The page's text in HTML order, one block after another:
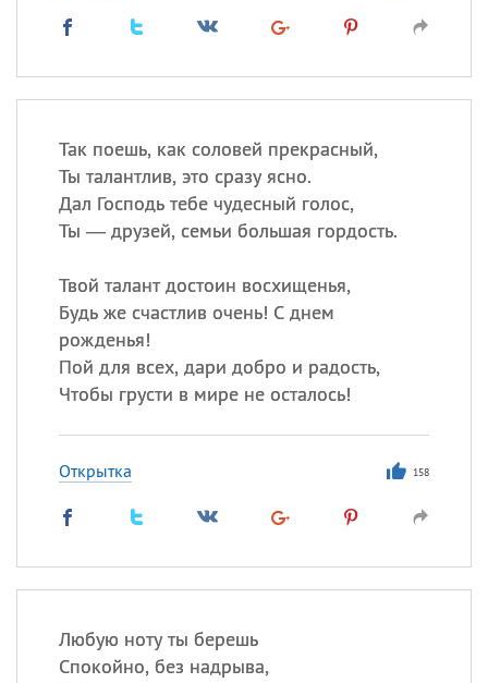
Так поешь, как соловей прекрасный,
Ты талантлив, это сразу ясно.
Дал Господь тебе чудесный голос,
Ты — друзей, семьи большая гордость.
Твой талант достоин восхищенья,
Будь же счастлив очень! С днем
рожденья!
Пой для всех, дари добро и радость,
Чтобы грусти в мире не осталось!
Открытка 158
Любую ноту ты берешь
Спокойно, без надрыва,